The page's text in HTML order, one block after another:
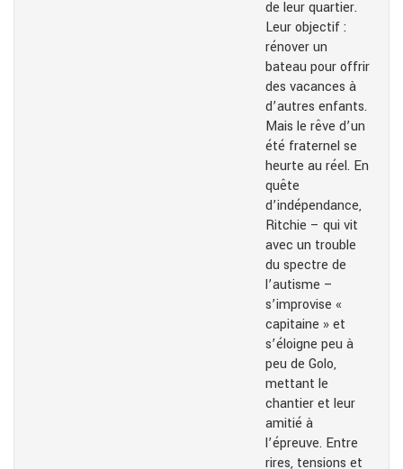
de leur quartier.
Leur objectif :
rénover un
bateau pour offrir
des vacances à
d’autres enfants.
Mais le rêve d’un
été fraternel se
heurte au réel. En
quête
d’indépendance,
Ritchie – qui vit
avec un trouble
du spectre de
l’autisme –
s’improvise «
capitaine » et
s’éloigne peu à
peu de Golo,
mettant le
chantier et leur
amitié à
l’épreuve. Entre
rires, tensions et